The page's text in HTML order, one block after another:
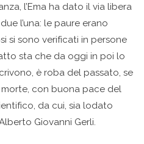
l’Ema ha dato il via libera
l’una: le paure erano
si sono verificati in persone
sta che da oggi in poi lo
è roba del passato, se
con buona pace del
da cui, sia lodato
Giovanni Gerli.